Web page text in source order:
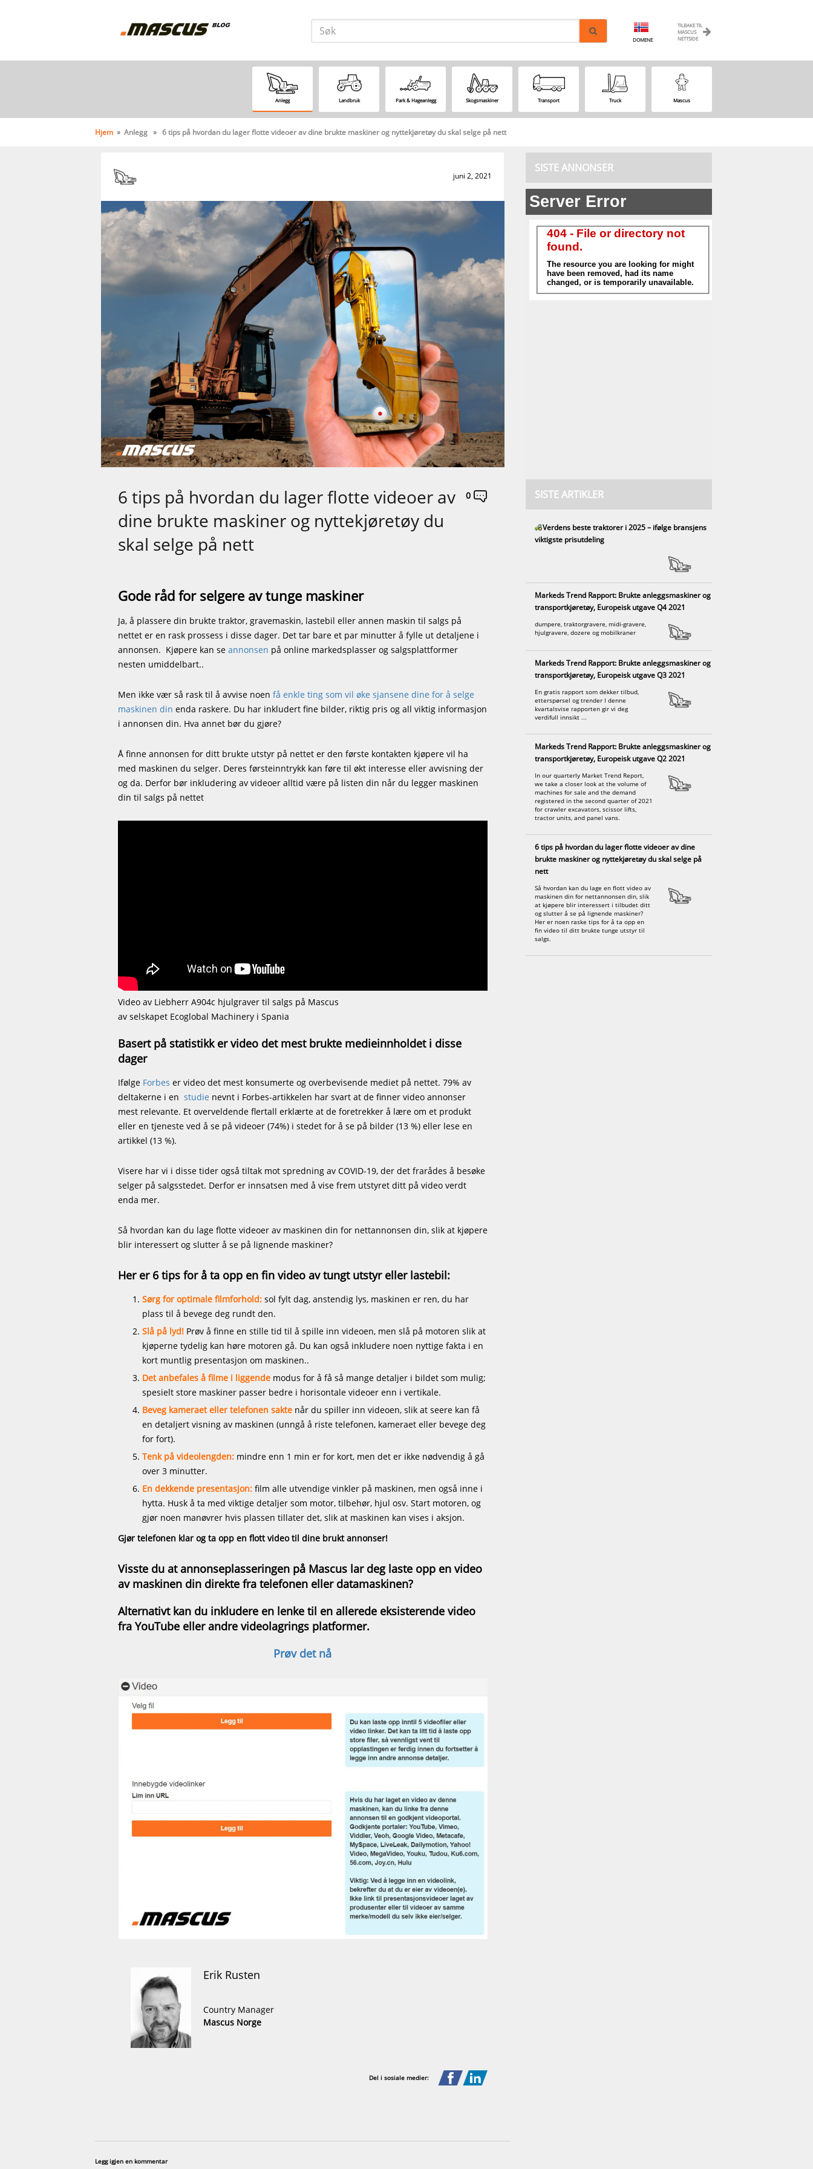
TILBAKE TIL
MASCUS
NETTSIDE
DOMENE
Anlegg Landbruk Park & Hageanlegg Skogsmaskiner Transport Truck Mascus
Hjem » Anlegg » 6 tips på hvordan du lager flotte videoer av dine brukte maskiner og nyttekjøretøy du skal selge på nett
juni 2, 2021
6 tips på hvordan du lager flotte videoer av
dine brukte maskiner og nyttekjøretøy du
skal selge på nett
0
Gode råd for selgere av tunge maskiner
Ja, å plassere din brukte traktor, gravemaskin, lastebil eller annen maskin til salgs på
nettet er en rask prossess i disse dager. Det tar bare et par minutter å fylle ut detaljene i
annonsen. Kjøpere kan se annonsen på online markedsplasser og salgsplattformer
nesten umiddelbart..
Men ikke vær så rask til å avvise noen få enkle ting som vil øke sjansene dine for å selge
maskinen din enda raskere. Du har inkludert fine bilder, riktig pris og all viktig informasjon
i annonsen din. Hva annet bør du gjøre?
Å finne annonsen for ditt brukte utstyr på nettet er den første kontakten kjøpere vil ha
med maskinen du selger. Deres førsteinntrykk kan føre til økt interesse eller avvisning der
og da. Derfor bør inkludering av videoer alltid være på listen din når du legger maskinen
din til salgs på nettet
Video av Liebherr A904c hjulgraver til salgs på Mascus
av selskapet Ecoglobal Machinery i Spania
Basert på statistikk er video det mest brukte medieinnholdet i disse
dager
Ifølge Forbes er video det mest konsumerte og overbevisende mediet på nettet. 79% av
deltakerne i en studie nevnt i Forbes-artikkelen har svart at de finner video annonser
mest relevante. Et overveldende flertall erklærte at de foretrekker å lære om et produkt
eller en tjeneste ved å se på videoer (74%) i stedet for å se på bilder (13 %) eller lese en
artikkel (13 %).
Visere har vi i disse tider også tiltak mot spredning av COVID-19, der det frarådes å besøke
selger på salgsstedet. Derfor er innsatsen med å vise frem utstyret ditt på video verdt
enda mer.
Så hvordan kan du lage flotte videoer av maskinen din for nettannonsen din, slik at kjøpere
blir interessert og slutter å se på lignende maskiner?
Her er 6 tips for å ta opp en fin video av tungt utstyr eller lastebil:
Sørg for optimale filmforhold: sol fylt dag, anstendig lys, maskinen er ren, du har
plass til å bevege deg rundt den.
Slå på lyd! Prøv å finne en stille tid til å spille inn videoen, men slå på motoren slik at
kjøperne tydelig kan høre motoren gå. Du kan også inkludere noen nyttige fakta i en
kort muntlig presentasjon om maskinen..
Det anbefales å filme i liggendemodus for å få så mange detaljer i bildet som mulig;
spesielt store maskiner passer bedre i horisontale videoer enn i vertikale.
Beveg kameraet eller telefonen sakte når du spiller inn videoen, slik at seere kan få
en detaljert visning av maskinen (unngå å riste telefonen, kameraet eller bevege deg
for fort).
Tenk på videolengden: mindre enn 1 min er for kort, men det er ikke nødvendig å gå
over 3 minutter.
En dekkende presentasjon: film alle utvendige vinkler på maskinen, men også inne i
hytta. Husk å ta med viktige detaljer som motor, tilbehør, hjul osv. Start motoren, og
gjør noen manøvrer hvis plassen tillater det, slik at maskinen kan vises i aksjon.
Gjør telefonen klar og ta opp en flott video til dine brukt annonser!
Visste du at annonseplasseringen på Mascus lar deg laste opp en video
av maskinen din direkte fra telefonen eller datamaskinen?
Alternativt kan du inkludere en lenke til en allerede eksisterende video
fra YouTube eller andre videolagrings platformer.
Prøv det nå
Erik Rusten
Country Manager
Mascus Norge
Del i sosiale medier:
SISTE ANNONSER
SISTE ARTIKLER
Verdens beste traktorer i 2025 – ifølge bransjens
viktigste prisutdeling
Markeds Trend Rapport: Brukte anleggsmaskiner og
transportkjøretøy, Europeisk utgave Q4 2021
dumpere, traktorgravere, midi-gravere,
hjulgravere, dozere og mobilkraner
Markeds Trend Rapport: Brukte anleggsmaskiner og
transportkjøretøy, Europeisk utgave Q3 2021
En gratis rapport som dekker tilbud,
etterspørsel og trender I denne
kvartalsvise rapporten gir vi deg
verdifull innsikt ...
Markeds Trend Rapport: Brukte anleggsmaskiner og
transportkjøretøy, Europeisk utgave Q2 2021
In our quarterly Market Trend Report,
we take a closer look at the volume of
machines for sale and the demand
registered in the second quarter of 2021
for crawler excavators, scissor lifts,
tractor units, and panel vans.
6 tips på hvordan du lager flotte videoer av dine
brukte maskiner og nyttekjøretøy du skal selge på
nett
Så hvordan kan du lage en flott video av
maskinen din for nettannonsen din, slik
at kjøpere blir interessert i tilbudet ditt
og slutter å se på lignende maskiner?
Her er noen raske tips for å ta opp en
fin video til ditt brukte tunge utstyr til
salgs.
Legg igjen en kommentar